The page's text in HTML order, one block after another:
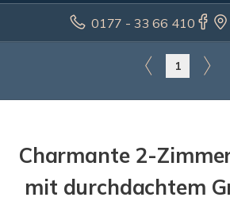
0177 - 33 66 410
1
Charmante 2-
mit durchdachtem